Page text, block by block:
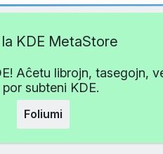
KDE MetaStore
Aĉetu librojn, tasegojn,
por subteni KDE.
Foliumi